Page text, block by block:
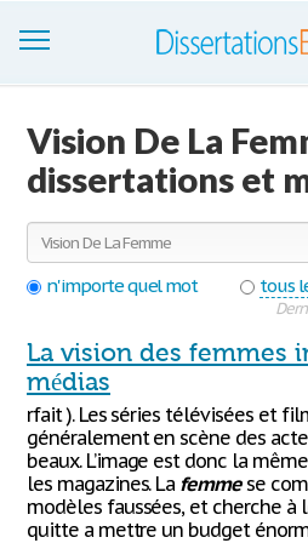
S'inscrire
Se connecter
Contactez-nous
Vision De La
dissertations et
n'importe quel mot
tous
La vision des femmes
médias
rfait ). Les séries télévisées et
généralement en scène des
beaux. L’image est donc la
les magazines. La femmese
modèles faussées, et cherche à
quitte a mettre un budget